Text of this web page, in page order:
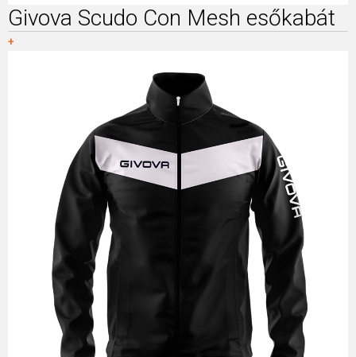
Givova Scudo Con Mesh esőkabát
+